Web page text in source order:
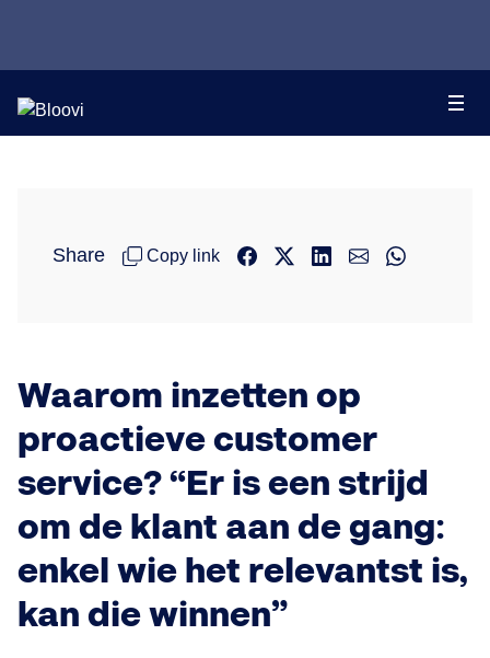
Share Copy link
Waarom inzetten op
proactieve customer
service? “Er is een strijd
om de klant aan de gang:
enkel wie het relevantst is,
kan die winnen”